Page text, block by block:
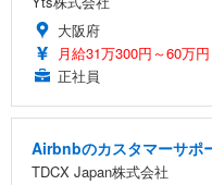
大阪府
月給31万300円～60万円
正社員
Airbnbのカスタマーサポ
TDCX Japan株式会社